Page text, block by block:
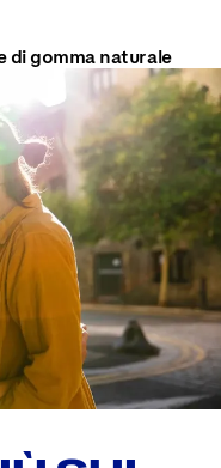
di gomma naturale